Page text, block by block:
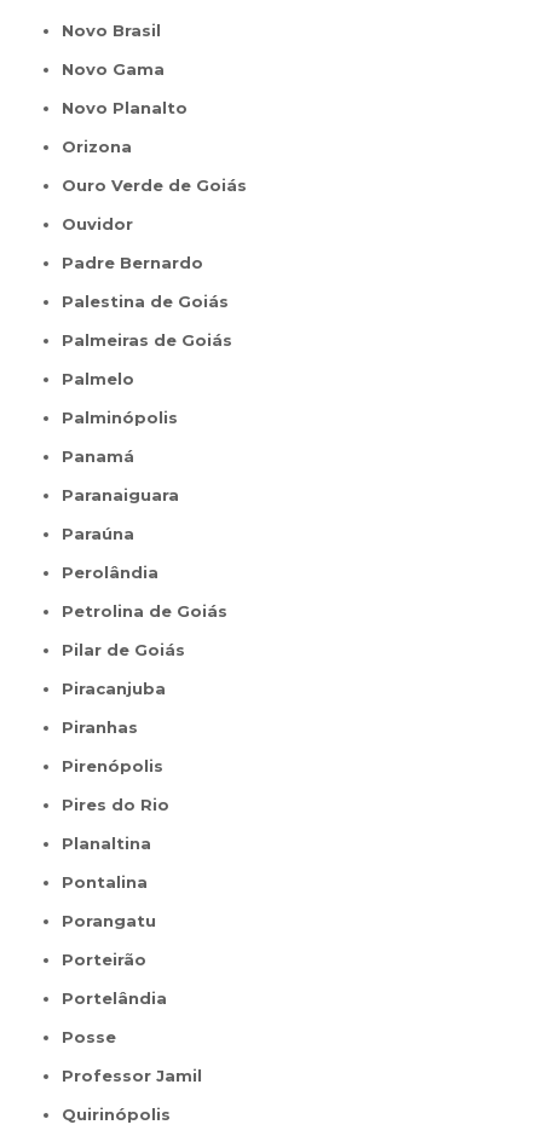
Novo Brasil
Novo Gama
Novo Planalto
Orizona
Ouro Verde de Goiás
Ouvidor
Padre Bernardo
Palestina de Goiás
Palmeiras de Goiás
Palmelo
Palminópolis
Panamá
Paranaiguara
Paraúna
Perolândia
Petrolina de Goiás
Pilar de Goiás
Piracanjuba
Piranhas
Pirenópolis
Pires do Rio
Planaltina
Pontalina
Porangatu
Porteirão
Portelândia
Posse
Professor Jamil
Quirinópolis